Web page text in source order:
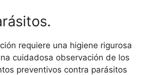
requiere una higiene rigurosa
cuidadosa observación de los
preventivos contra parásitos